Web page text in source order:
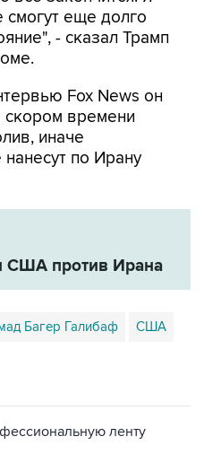
смогут еще долго
- сказал Трамп
Fox News он
скором времени
иначе
по Ирану
США против Ирана
Багер Галибаф США
ленту